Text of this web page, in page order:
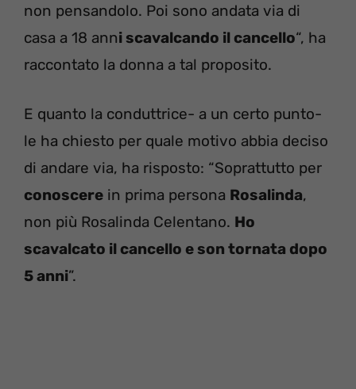
non pensandolo. Poi sono andata via di
casa a 18 anni scavalcando il cancello“, ha
raccontato la donna a tal proposito.
E quanto la conduttrice- a un certo punto-
le ha chiesto per quale motivo abbia deciso
di andare via, ha risposto: “Soprattutto per
conoscere in prima persona Rosalinda,
non più Rosalinda Celentano. Ho
scavalcato il cancello e son tornata dopo
5 anni”.